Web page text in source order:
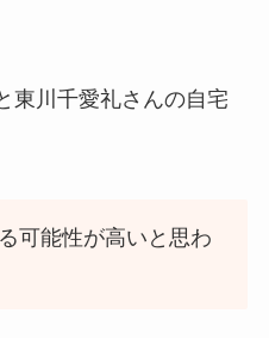
東川千愛礼さんの自宅
可能性が高いと思わ